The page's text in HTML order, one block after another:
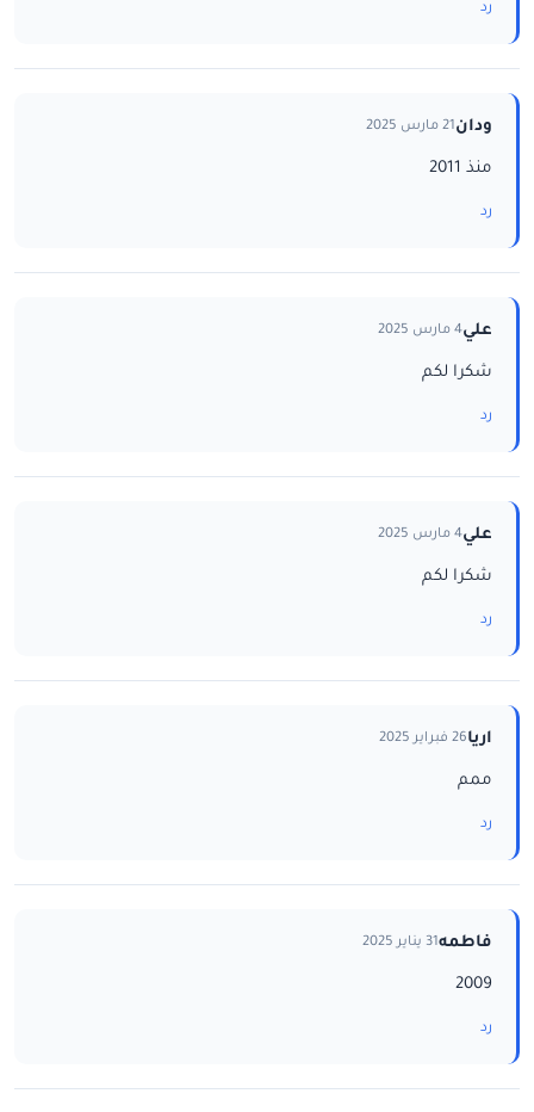
رد
ودان21 مارس 2025
منذ 2011
رد
علي4 مارس 2025
شكرا لكم
رد
علي4 مارس 2025
شكرا لكم
رد
اريا26 فبراير 2025
ممم
رد
فاطمه31 يناير 2025
2009
رد